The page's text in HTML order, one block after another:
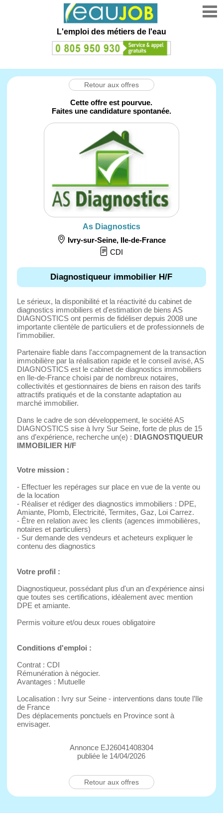
L'emploi des métiers de l'eau
Retour aux offres
Cette offre est pourvue.
Faites une candidature spontanée.
As Diagnostics
Ivry-sur-Seine, Ile-de-France
CDI
Diagnostiqueur immobilier H/F
Le sérieux, la disponibilité et la réactivité du cabinet de
diagnostics immobiliers et d'estimation de biens AS
DIAGNOSTICS ont permis de fidéliser depuis 2008 une
importante clientèle de particuliers et de professionnels de
l'immobilier.
Partenaire fiable dans l'accompagnement de la transaction
immobilière par la réalisation rapide et le conseil avisé, AS
DIAGNOSTICS est le cabinet de diagnostics immobiliers
en Ile-de-France choisi par de nombreux notaires,
collectivités et gestionnaires de biens en raison des tarifs
attractifs pratiqués et de la constante adaptation au
marché immobilier.
Dans le cadre de son développement, le société AS
DIAGNOSTICS sise à Ivry Sur Seine, forte de plus de 15
ans d’expérience, recherche un(e) : DIAGNOSTIQUEUR
IMMOBILIER H/F
Votre mission :
- Effectuer les repérages sur place en vue de la vente ou
de la location
- Réaliser et rédiger des diagnostics immobiliers : DPE,
Amiante, Plomb, Electricité, Termites, Gaz, Loi Carrez.
- Être en relation avec les clients (agences immobilières,
notaires et particuliers)
- Sur demande des vendeurs et acheteurs expliquer le
contenu des diagnostics
Votre profil :
Diagnostiqueur, possédant plus d'un an d'expérience ainsi
que toutes ses certifications, idéalement avec mention
DPE et amiante.
Permis voiture et/ou deux roues obligatoire
Conditions d'emploi :
Contrat : CDI
Rémunération à négocier.
Avantages : Mutuelle
Localisation : Ivry sur Seine - interventions dans toute l’Ile
de France
Des déplacements ponctuels en Province sont à
envisager.
Annonce EJ26041408304
publiée le 14/04/2026
Retour aux offres